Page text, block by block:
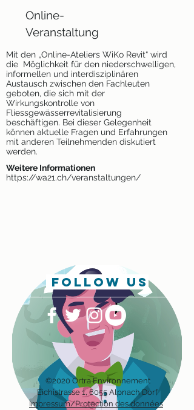
Online-
Veranstaltung
Mit den „Online-Ateliers WiKo Revit“ wird
die Möglichkeit für den niederschwelligen,
informellen und interdisziplinären
Austausch zwischen den Fachleuten
geboten, die sich mit der
Wirkungskontrolle von
Fliessgewässerrevitalisierung
beschäftigen. Bei dieser Gelegenheit
können aktuelle Fragen und Erfahrungen
mit anderen Teilnehmenden diskutiert
werden.
Weitere Informationen
https://wa21.ch/veranstaltungen/
follow us
©2020 Ortra Environnement
Eichistrasse 1, 6055 Alpnach Dorf
Impressum/Protection des données